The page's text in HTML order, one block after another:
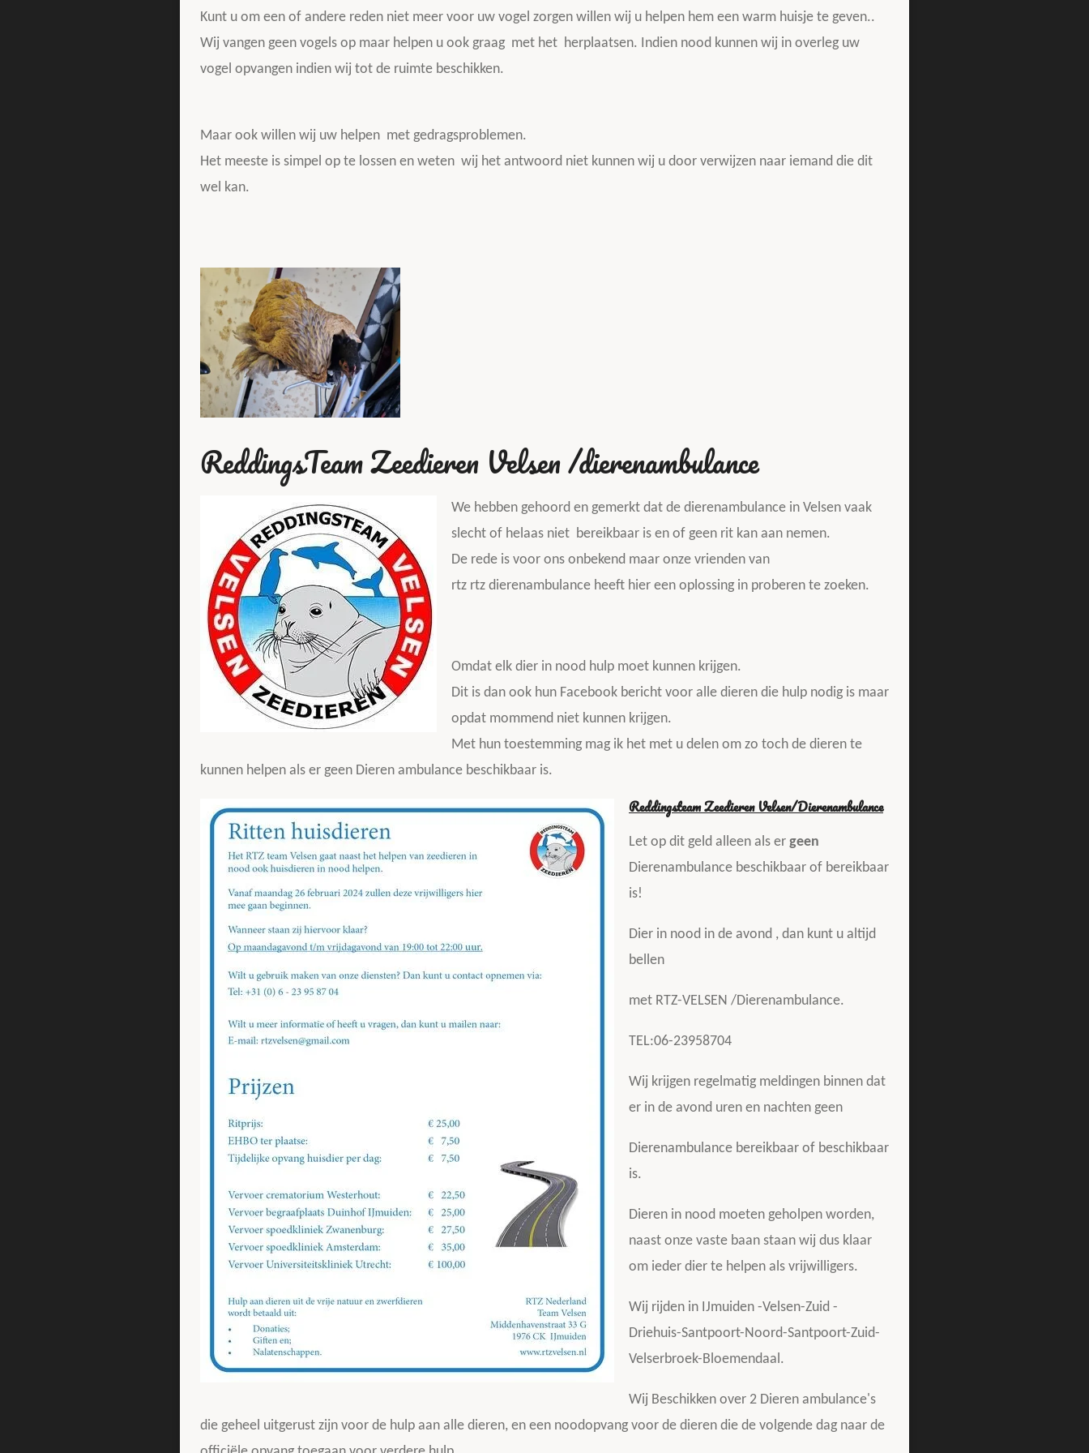
Kunt u om een of andere reden niet meer voor uw vogel zorgen willen wij u helpen hem een warm huisje te geven..
Wij vangen geen vogels op maar helpen u ook graag met het herplaatsen. Indien nood kunnen wij in overleg uw
vogel opvangen indien wij tot de ruimte beschikken.
Maar ook willen wij uw helpen met gedragsproblemen.
Het meeste is simpel op te lossen en weten wij het antwoord niet kunnen wij u door verwijzen naar iemand die dit
wel kan.
ReddingsTeam Zeedieren Velsen /dierenambulance
We hebben gehoord en gemerkt dat de dierenambulance in Velsen vaak
slecht of helaas niet bereikbaar is en of geen rit kan aan nemen.
De rede is voor ons onbekend maar onze vrienden van
rtz rtz dierenambulance heeft hier een oplossing in proberen te zoeken.
Omdat elk dier in nood hulp moet kunnen krijgen.
Dit is dan ook hun Facebook bericht voor alle dieren die hulp nodig is maar
opdat mommend niet kunnen krijgen.
Met hun toestemming mag ik het met u delen om zo toch de dieren te
kunnen helpen als er geen Dieren ambulance beschikbaar is.
Reddingsteam Zeedieren Velsen/Dierenambulance
Let op dit geld alleen als er geen
Dierenambulance beschikbaar of bereikbaar
is!
Dier in nood in de avond , dan kunt u altijd
bellen
met RTZ-VELSEN /Dierenambulance.
TEL:06-23958704
Wij krijgen regelmatig meldingen binnen dat
er in de avond uren en nachten geen
Dierenambulance bereikbaar of beschikbaar
is.
Dieren in nood moeten geholpen worden,
naast onze vaste baan staan wij dus klaar
om ieder dier te helpen als vrijwilligers.
Wij rijden in IJmuiden -Velsen-Zuid -
Driehuis-Santpoort-Noord-Santpoort-Zuid-
Velserbroek-Bloemendaal.
Wij Beschikken over 2 Dieren ambulance's
die geheel uitgerust zijn voor de hulp aan alle dieren, en een noodopvang voor de dieren die de volgende dag naar de